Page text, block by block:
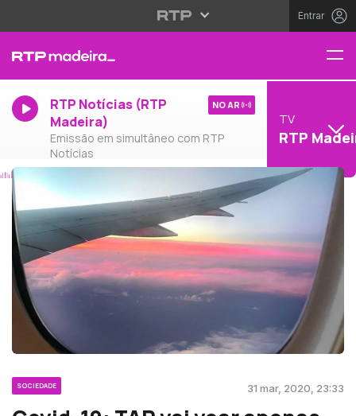
Entrar
RTP Notícias (RTP
Madeira)
Emissão em simultâneo com RTP
Notícias
NO AR
TV
RTP
SOCIEDADE 31 mar, 2020, 23:33